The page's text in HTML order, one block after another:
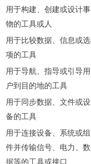
用于构建、创建或设计事
物的工具或人
用于比较数据、信息或选
项的工具
用于导航、指导或引导用
户到目的地的工具
用于同步数据、文件或设
备的工具
用于连接设备、系统或组
件并传输信号、电力、数
据等的工具或接口